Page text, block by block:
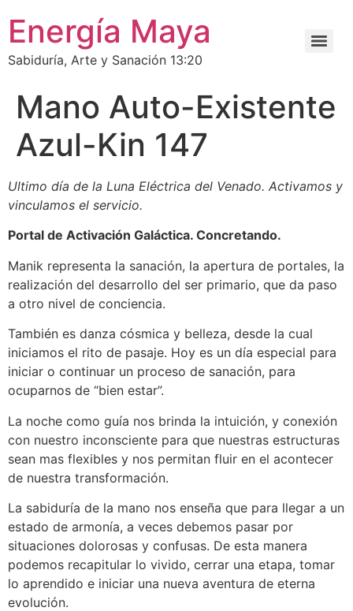
Energía Maya
Sabiduría, Arte y Sanación 13:20
Mano Auto-Existente
Azul-Kin 147
Ultimo día de la Luna Eléctrica del Venado. Activamos y
vinculamos el servicio.
Portal de Activación Galáctica. Concretando.
Manik representa la sanación, la apertura de portales, la
realización del desarrollo del ser primario, que da paso
a otro nivel de conciencia.
También es danza cósmica y belleza, desde la cual
iniciamos el rito de pasaje. Hoy es un día especial para
iniciar o continuar un proceso de sanación, para
ocuparnos de “bien estar”.
La noche como guía nos brinda la intuición, y conexión
con nuestro inconsciente para que nuestras estructuras
sean mas flexibles y nos permitan fluir en el acontecer
de nuestra transformación.
La sabiduría de la mano nos enseña que para llegar a un
estado de armonía, a veces debemos pasar por
situaciones dolorosas y confusas. De esta manera
podemos recapitular lo vivido, cerrar una etapa, tomar
lo aprendido e iniciar una nueva aventura de eterna
evolución.